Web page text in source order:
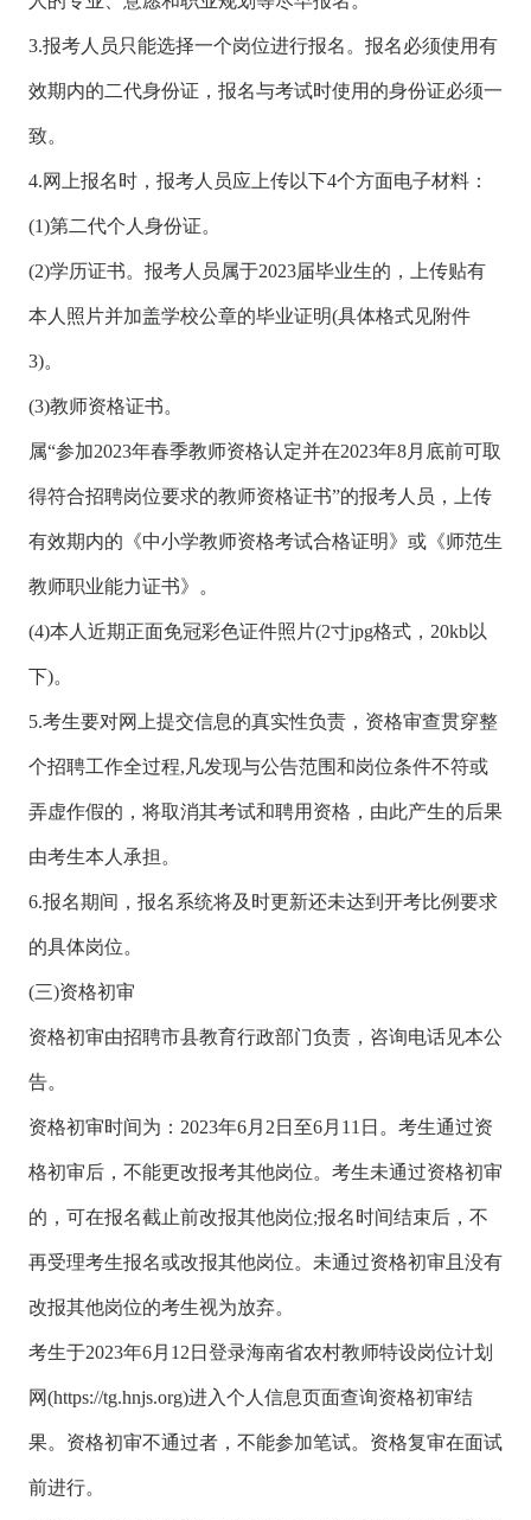
3.报考人员只能选择一个岗位进行报名。报名必须使用有
效期内的二代身份证，报名与考试时使用的身份证必须一
致。
4.网上报名时，报考人员应上传以下4个方面电子材料：
(1)第二代个人身份证。
(2)学历证书。报考人员属于2023届毕业生的，上传贴有
本人照片并加盖学校公章的毕业证明(具体格式见附件
3)。
(3)教师资格证书。
属“参加2023年春季教师资格认定并在2023年8月底前可取
得符合招聘岗位要求的教师资格证书”的报考人员，上传
有效期内的《中小学教师资格考试合格证明》或《师范生
教师职业能力证书》。
(4)本人近期正面免冠彩色证件照片(2寸jpg格式，20kb以
下)。
5.考生要对网上提交信息的真实性负责，资格审查贯穿整
个招聘工作全过程,凡发现与公告范围和岗位条件不符或
弄虚作假的，将取消其考试和聘用资格，由此产生的后果
由考生本人承担。
6.报名期间，报名系统将及时更新还未达到开考比例要求
的具体岗位。
(三)资格初审
资格初审由招聘市县教育行政部门负责，咨询电话见本公
告。
资格初审时间为：2023年6月2日至6月11日。考生通过资
格初审后，不能更改报考其他岗位。考生未通过资格初审
的，可在报名截止前改报其他岗位;报名时间结束后，不
再受理考生报名或改报其他岗位。未通过资格初审且没有
改报其他岗位的考生视为放弃。
考生于2023年6月12日登录海南省农村教师特设岗位计划
网(https://tg.hnjs.org)进入个人信息页面查询资格初审结
果。资格初审不通过者，不能参加笔试。资格复审在面试
前进行。